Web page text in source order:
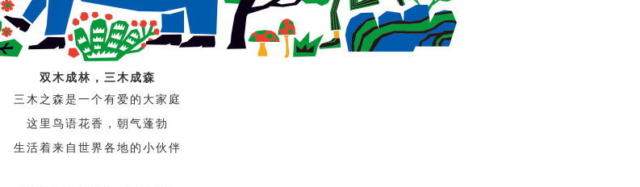
双木成林 ， 三木成森
三木之森是一个有爱的大家庭
这里鸟语花香，朝气蓬勃
生活着来自世界各地的小伙伴